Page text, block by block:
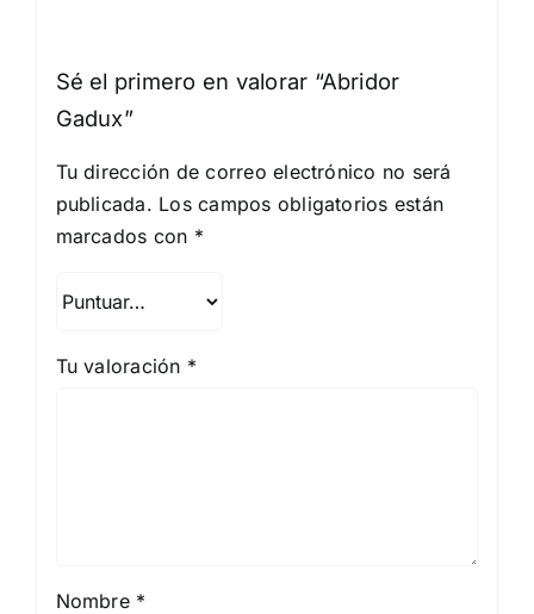
Sé el primero en valorar “Abridor
Gadux”
Tu dirección de correo electrónico no será
publicada. Los campos obligatorios están
marcados con *
Tu valoración *
Nombre *